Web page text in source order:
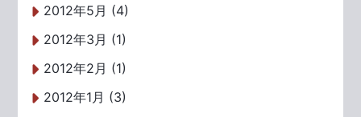
2012年5月 (4)
2012年3月 (1)
2012年2月 (1)
2012年1月 (3)